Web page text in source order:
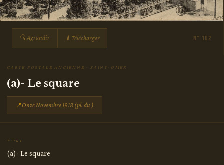
🔍 Agrandir ⬇ Télécharger N° 182
CARTE POSTALE ANCIENNE · SAINT-OMER
(a)- Le square
📍Onze Novembre 1918 (pl. du )
TITRE
(a)- Le square